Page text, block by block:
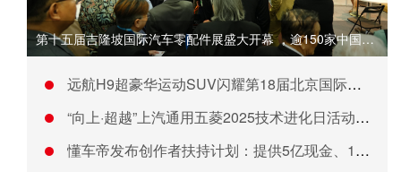
第十五届吉隆坡国际汽车零配件展盛大开幕 ，逾150家中国企业
远航H9超豪华运动SUV闪耀第18届北京国际汽车展览会
“向上·超越”上汽通用五菱2025技术进化日活动举行
懂车帝发布创作者扶持计划：提供5亿现金、1500亿流量和1万